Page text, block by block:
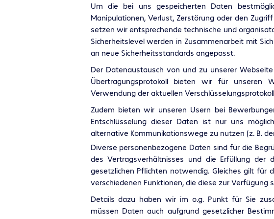
Um die bei uns gespeicherten Daten
Manipulationen, Verlust, Zerstörung oder den
setzen wir entsprechende technische und
Sicherheitslevel werden in Zusammenarbeit mit
an neue Sicherheitsstandards angepasst.
Der Datenaustausch von und zu unserer
Übertragungsprotokoll bieten wir für unseren
Verwendung der aktuellen
Zudem bieten wir unseren Usern bei
Entschlüsselung dieser Daten ist nur uns
alternative Kommunikationswege zu nutzen (z. B.
Diverse personenbezogene Daten sind für die
des Vertragsverhältnisses und die Erfüllung der
gesetzlichen Pflichten notwendig. Gleiches gilt für
verschiedenen Funktionen, die diese zur Verfügung
Details dazu haben wir im o.g. Punkt für Sie
müssen Daten auch aufgrund gesetzlicher